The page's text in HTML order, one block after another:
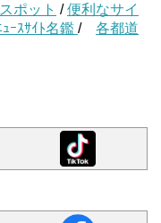
ポット /便利なサイ
ｰｽｻｲﾄ名鑑 / 各都道